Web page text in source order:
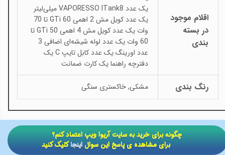
اقلام موجود
در بسته
بندی
یک عدد VAPORESSO ITank8 میلی‌لیتر
یک عدد کویل مش 2 اهمی GTi 60 تا 70
وات یک عدد کویل مش 4 اهمی GTi 50 تا
60 وات یک عدد لوله شیشه‌ای اضافی 3
عدد اورینگ یک عدد کابل تایپ C یک
دفترچه راهنما یک کارت ضمانت
رنگ بندی مشکی, خاکستری سنگی
​​چگونه برای خرید به سایت آریوا ویپ اعتماد کنم؟
برای مشاهده ی پاسخ این سوالاینجاکلیک کنید